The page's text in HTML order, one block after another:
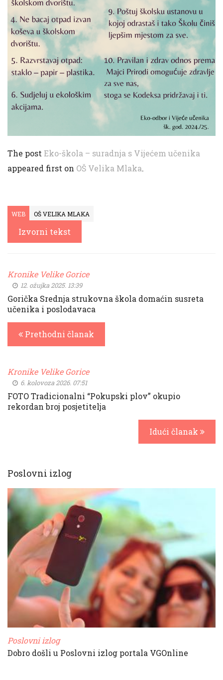
The post Eko-škola – suradnja s Vijećem učenika
appeared first on OŠ Velika Mlaka.
WEB OŠ VELIKA MLAKA
Izvorni tekst
Kronike Velike Gorice
12. ožujka 2025. 13:39
Gorička Srednja strukovna škola domaćin susreta
učenika i poslodavaca
Prethodni članak
Kronike Velike Gorice
6. kolovoza 2026. 07:51
FOTO Tradicionalni “Pokupski plov” okupio
rekordan broj posjetitelja
Idući članak
Poslovni izlog
Poslovni izlog
Dobro došli u Poslovni izlog portala VGOnline